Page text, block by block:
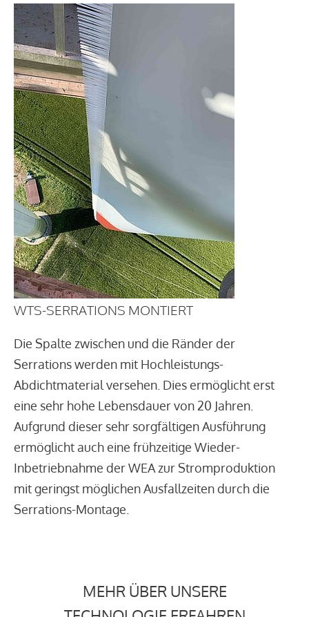
WTS-SERRATIONS MONTIERT
Die Spalte zwischen und die Ränder der
Serrations werden mit Hochleistungs-
Abdichtmaterial versehen. Dies ermöglicht erst
eine sehr hohe Lebensdauer von 20 Jahren.
Aufgrund dieser sehr sorgfältigen Ausführung
ermöglicht auch eine frühzeitige Wieder-
Inbetriebnahme der WEA zur Stromproduktion
mit geringst möglichen Ausfallzeiten durch die
Serrations-Montage.
MEHR ÜBER UNSERE